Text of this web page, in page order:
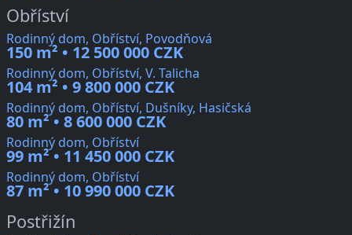
Obříství
Rodinný dom, Obříství, Povodňová
150 m² • 12 500 000 CZK
Rodinný dom, Obříství, V. Talicha
104 m² • 9 800 000 CZK
Rodinný dom, Obříství, Dušníky, Hasičská
80 m² • 8 600 000 CZK
Rodinný dom, Obříství
99 m² • 11 450 000 CZK
Rodinný dom, Obříství
87 m² • 10 990 000 CZK
Postřižín